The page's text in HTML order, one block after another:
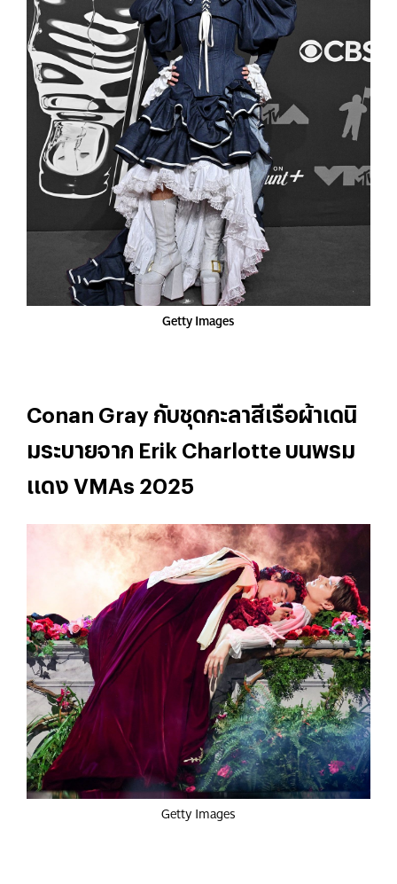
Getty Images
Conan Gray กับชุดกะลาสีเรือผ้าเดนิ
มระบายจาก Erik Charlotte บนพรม
แดง VMAs 2025
Getty Images